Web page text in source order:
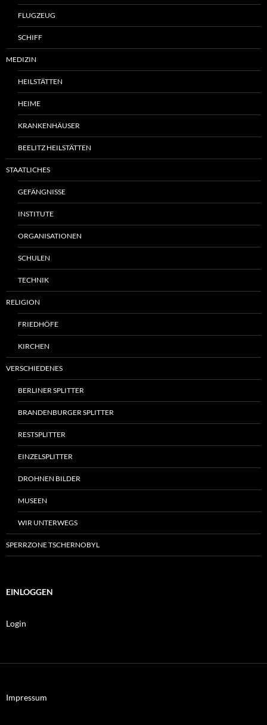
FLUGZEUG
SCHIFF
MEDIZIN
HEILSTÄTTEN
HEIME
KRANKENHÄUSER
BEELITZ HEILSTÄTTEN
STAATLICHES
GEFÄNGNISSE
INSTITUTE
ORGANISATIONEN
SCHULEN
TECHNIK
RELIGION
FRIEDHÖFE
KIRCHEN
VERSCHIEDENES
BERLINER SPLITTER
BRANDENBURGER SPLITTER
RESTSPLITTER
EINZELSPLITTER
DROHNEN BILDER
MUSEEN
WIR UNTERWEGS
SPERRZONE TSCHERNOBYL
EINLOGGEN
Login
Impressum